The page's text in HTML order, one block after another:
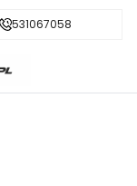
od 199 zł
531067058